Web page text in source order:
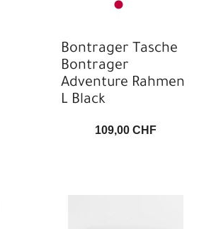
Bontrager Tasche
Bontrager
Adventure Rahmen
L Black
109,00 CHF